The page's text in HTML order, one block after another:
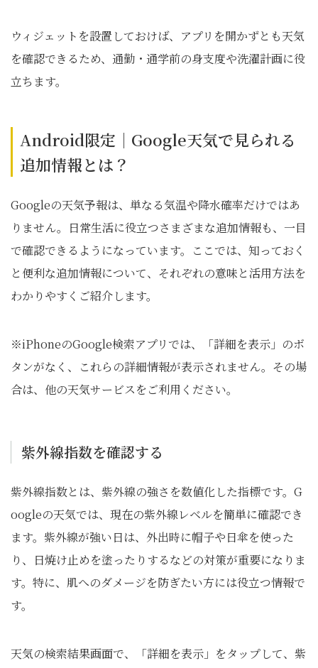
ウィジェットを設置しておけば、アプリを開かずとも天気
を確認できるため、通勤・通学前の身支度や洗濯計画に役
立ちます。
Android限定｜Google天気で見られる
追加情報とは？
Googleの天気予報は、単なる気温や降水確率だけではあ
りません。日常生活に役立つさまざまな追加情報も、一目
で確認できるようになっています。ここでは、知っておく
と便利な追加情報について、それぞれの意味と活用方法を
わかりやすくご紹介します。
※iPhoneのGoogle検索アプリでは、「詳細を表示」のボ
タンがなく、これらの詳細情報が表示されません。その場
合は、他の天気サービスをご利用ください。
紫外線指数を確認する
紫外線指数とは、紫外線の強さを数値化した指標です。G
oogleの天気では、現在の紫外線レベルを簡単に確認でき
ます。紫外線が強い日は、外出時に帽子や日傘を使った
り、日焼け止めを塗ったりするなどの対策が重要になりま
す。特に、肌へのダメージを防ぎたい方には役立つ情報で
す。
天気の検索結果画面で、「詳細を表示」をタップして、紫